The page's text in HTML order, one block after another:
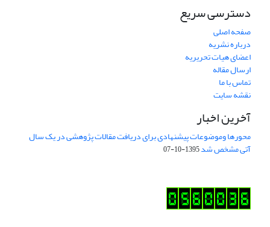
دسترسی سریع
صفحه اصلی
درباره نشریه
اعضای هیات تحریریه
ارسال مقاله
تماس با ما
نقشه سایت
آخرین اخبار
محورها وموضوعات پیشنهادی برای دریافت مقالات پژوهشی در یک سال
آتی مشخص شد1395-10-07